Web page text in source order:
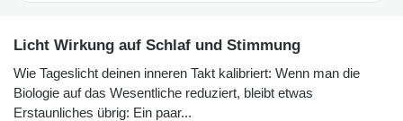
Licht Wirkung auf Schlaf und Stimmung
Wie Tageslicht deinen inneren Takt kalibriert: Wenn man die
Biologie auf das Wesentliche reduziert, bleibt etwas
Erstaunliches übrig: Ein paar...